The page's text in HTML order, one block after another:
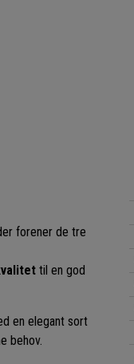
forener de tre
til en god
en elegant sort
behov.